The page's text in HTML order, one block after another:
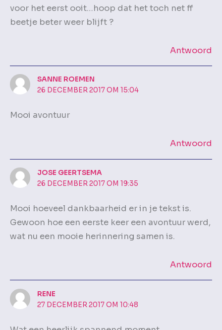
voor het eerst ooit…hoop dat het toch net ff
beetje beter weer blijft ?
Antwoord
SANNE ROEMEN
26 DECEMBER 2017 OM 15:04
Mooi avontuur
Antwoord
JOSE GEERTSEMA
26 DECEMBER 2017 OM 19:35
Mooi hoeveel dankbaarheid er in je tekst is.
Gewoon hoe een eerste keer een avontuur werd,
wat nu een mooie herinnering samen is.
Antwoord
RENE
27 DECEMBER 2017 OM 10:48